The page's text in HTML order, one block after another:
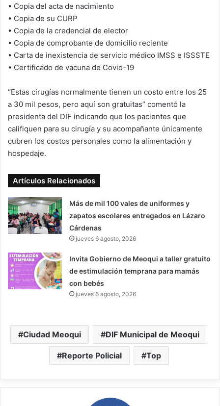
• Copia del acta de nacimiento
• Copia de su CURP
• Copia de la credencial de elector
• Copia de comprobante de domicilio reciente
• Carta de inexistencia de servicio médico IMSS e ISSSTE
• Certificado de vacuna de Covid-19
“Estas cirugías normalmente tienen un costo entre los 25
a 30 mil pesos, pero aquí son gratuitas” comentó la
presidenta del DIF indicando que los pacientes que
califiquen para su cirugía y su acompañante únicamente
cubren los costos personales como la alimentación y
hospedaje.
Artículos Relacionados
Más de mil 100 vales de uniformes y
zapatos escolares entregados en Lázaro
Cárdenas
jueves 6 agosto, 2026
Invita Gobierno de Meoqui a taller gratuito
de estimulación temprana para mamás
con bebés
jueves 6 agosto, 2026
Ciudad Meoqui DIF Municipal de Meoqui
Reporte Policial Top